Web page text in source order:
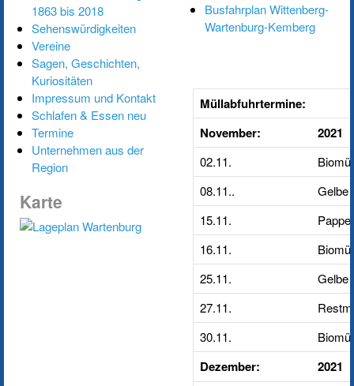
1863 bis 2018
Sehenswürdigkeiten
Vereine
Sagen, Geschichten,
Kuriositäten
Impressum und Kontakt
Schlafen & Essen neu
Termine
Unternehmen aus der
Region
Karte
Busfahrplan Wittenberg-
Wartenburg-Kemberg
Müllabfuhrtermine:
November:
2021
02.11.
08.11..
Gelbe
15.11.
16.11.
25.11.
Gelbe
27.11.
30.11.
Dezember: 2021